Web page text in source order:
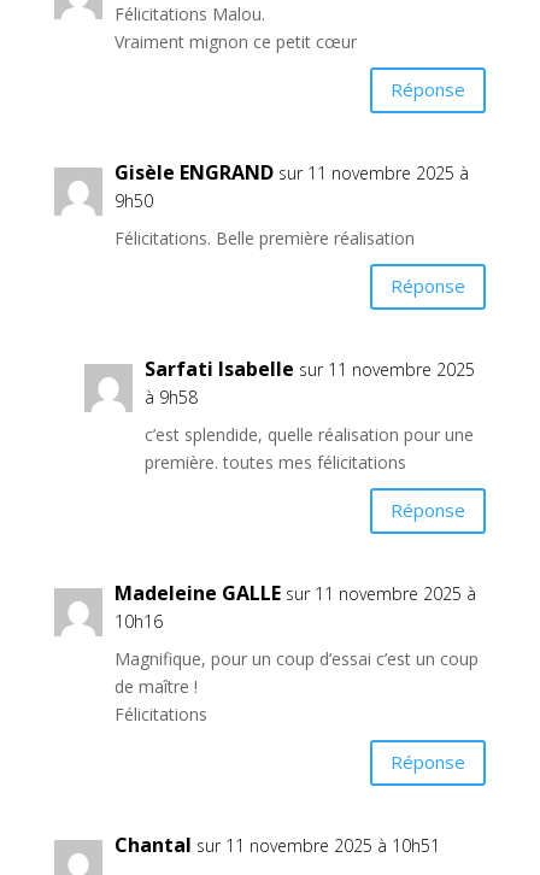
Félicitations Malou.
Vraiment mignon ce petit cœur
Réponse
Gisèle ENGRAND sur 11 novembre 2025 à
9h50
Félicitations. Belle première réalisation
Réponse
Sarfati Isabelle sur 11 novembre 2025
à 9h58
c’est splendide, quelle réalisation pour une
première. toutes mes félicitations
Réponse
Madeleine GALLE sur 11 novembre 2025 à
10h16
Magnifique, pour un coup d’essai c’est un coup
de maître !
Félicitations
Réponse
Chantal sur 11 novembre 2025 à 10h51